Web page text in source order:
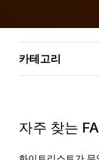
자주 찾는
카테고리